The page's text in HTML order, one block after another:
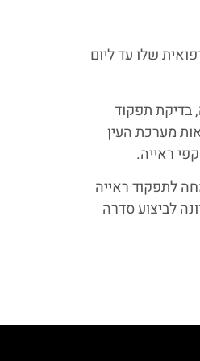
שלו עד ליום
בדיקת תפקוד
מערכת העין
ראייה.
לתפקוד ראייה
לביצוע סדרה